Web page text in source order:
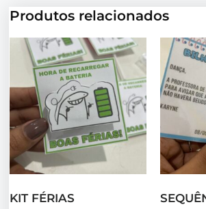
Produtos relacionados
KIT FÉRIAS